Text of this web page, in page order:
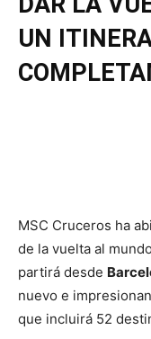
UN
MSC Cruceros ha
de la vuelta al
partirá desde
nuevo e
que incluirá 52